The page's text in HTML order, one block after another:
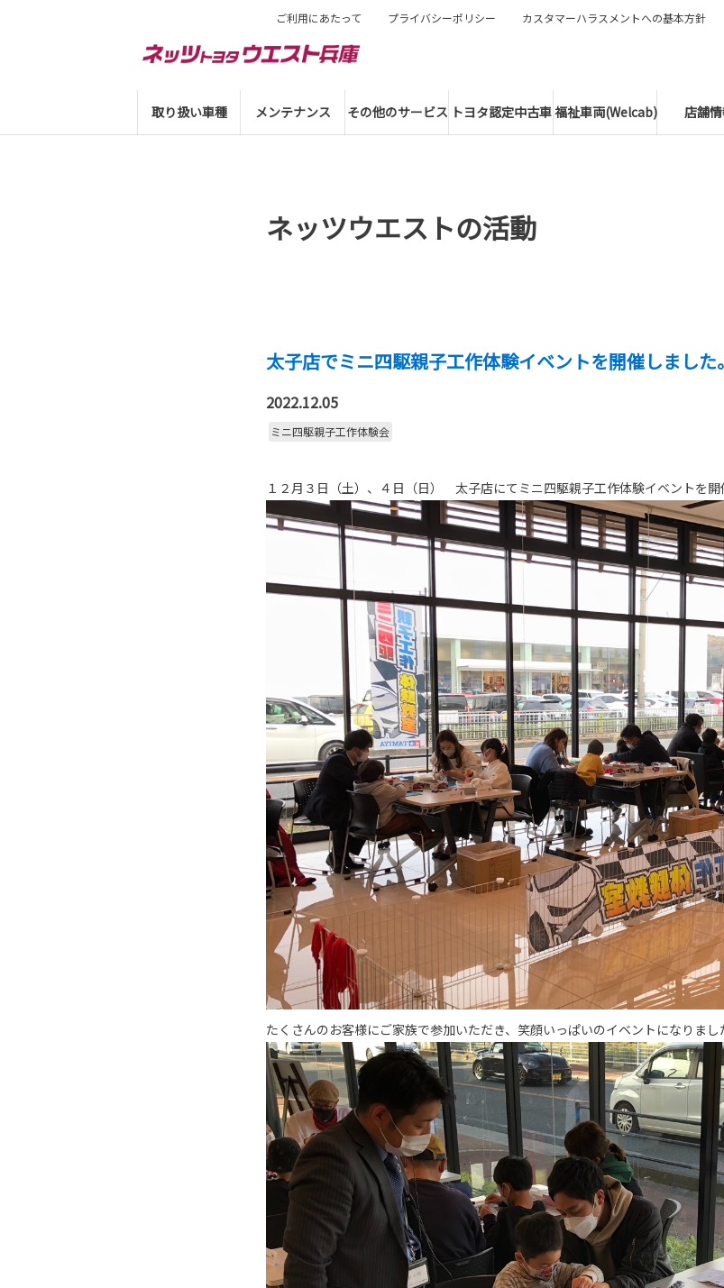
取り扱い車種 メンテナンス その他のサービス トヨタ認定中古車福祉車両(Welcab) 店舗
ご利用にあたって プライバシーポリシー カスタマーハラスメントへの基本方針
ネッツウエストの活動
太子店でミニ四駆親子工作体験イベントを開催しました。
2022.12.05
ミニ四駆親子工作体験会
１２月３日（土）、４日（日） 太子店にてミニ四駆親子工作体験イベントを開
たくさんのお客様にご家族で参加いただき、笑顔いっぱいのイベントになりまし